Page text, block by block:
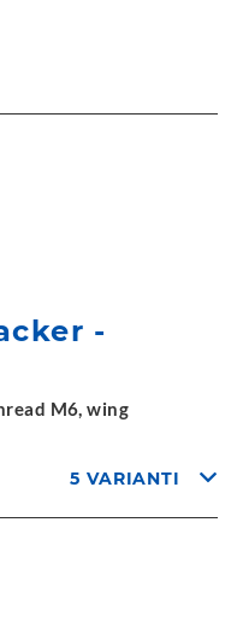
-
M6, wing
5 VARIANTI